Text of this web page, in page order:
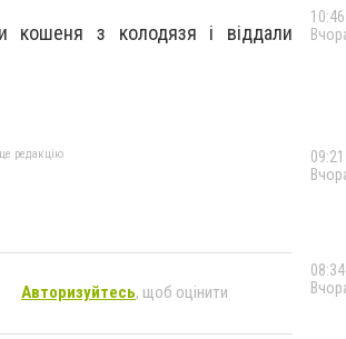
кошеня з колодязя і віддали
редакцію
Авторизуйтесь, щоб оцінити
10:46
09:21
08:34